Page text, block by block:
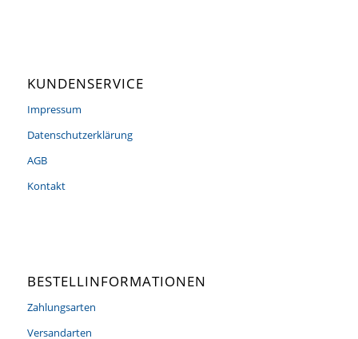
KUNDENSERVICE
Impressum
Datenschutzerklärung
AGB
Kontakt
BESTELLINFORMATIONEN
Zahlungsarten
Versandarten